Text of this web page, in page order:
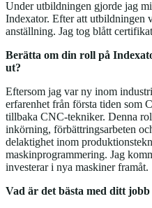
Under utbildningen gjorde jag
Indexator. Efter att utbildningen
anställning. Jag tog blått
Berätta om din roll på
ut?
Eftersom jag var ny inom
erfarenhet från första tiden som
tillbaka CNC-tekniker. Denna
inkörning, förbättringsarbeten
delaktighet inom
maskinprogrammering. Jag
investerar i nya maskiner framåt.
Vad är det bästa med ditt